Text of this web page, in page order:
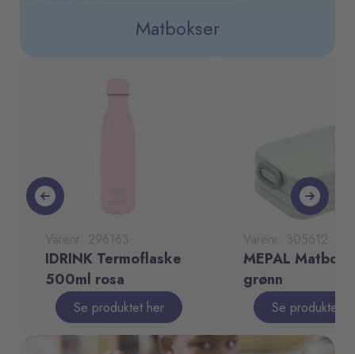
Matbokser
Varenr: 296163
IDRINK Termoflaske
500ml rosa
Se produktet her
Varenr: 305612
MEPAL
grønn
Se produktet